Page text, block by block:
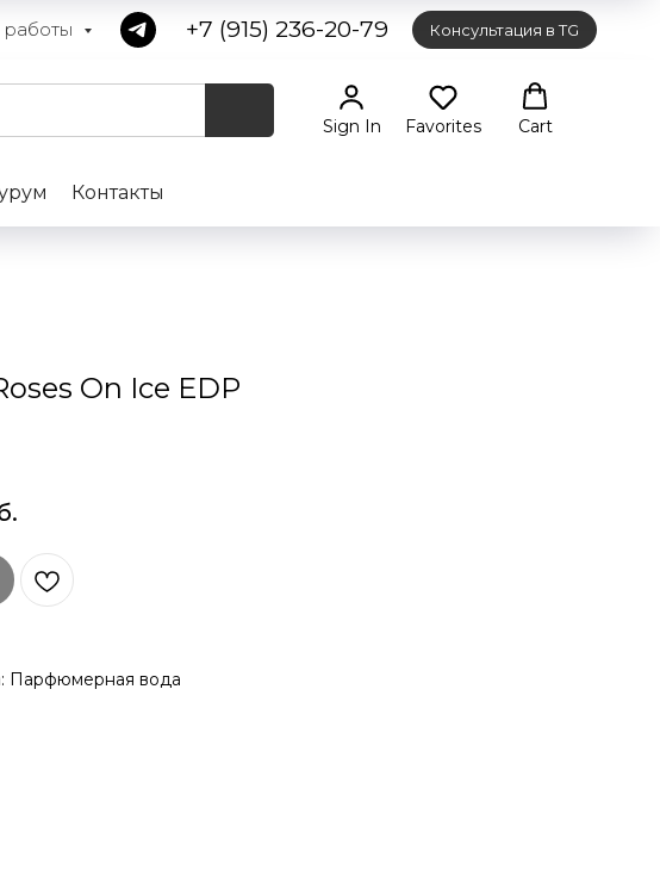
+7 (915) 236-20-79 Консультация в TG
Sign In Favorites Cart
Контакты
On Ice EDP
Парфюмерная вода